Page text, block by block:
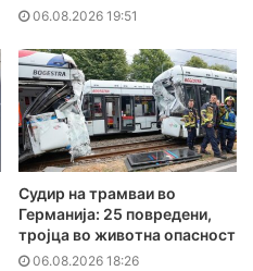
06.08.2026 19:51
Судир на трамваи во
Германија: 25 повредени,
тројца во животна опасност
06.08.2026 18:26